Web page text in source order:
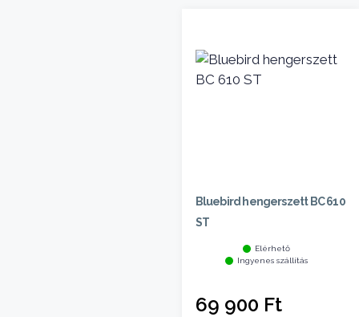
Bluebird hengerszett BC 610
ST
Elérhető
Ingyenes szállítás
69 900 Ft